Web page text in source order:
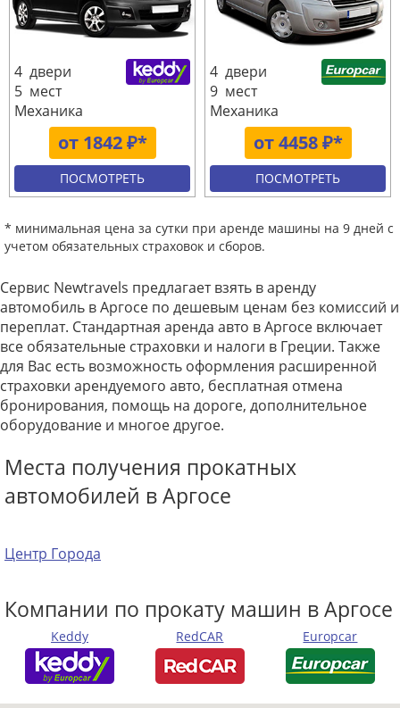
от 1842 ₽*
4 двери
5 мест
Механика
ПОСМОТРЕТЬ
от 4458 ₽*
4 двери
9 мест
Механика
ПОСМОТРЕТЬ
* минимальная цена за сутки при аренде машины на 9 дней с
учетом обязательных страховок и сборов.
Сервис Newtravels предлагает взять в аренду
автомобиль в Аргосе по дешевым ценам без комиссий и
переплат. Стандартная аренда авто в Аргосе включает
все обязательные страховки и налоги в Греции. Также
для Вас есть возможность оформления расширенной
страховки арендуемого авто, бесплатная отмена
бронирования, помощь на дороге, дополнительное
оборудование и многое другое.
Места получения прокатных
автомобилей в Аргосе
Центр Города
Компании по прокату машин в Аргосе
Keddy RedCAR Europcar